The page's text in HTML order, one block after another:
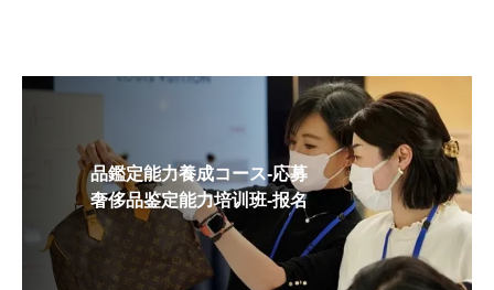
品鑑定能力養成コース-応募
奢侈品鉴定能力培训班-报名